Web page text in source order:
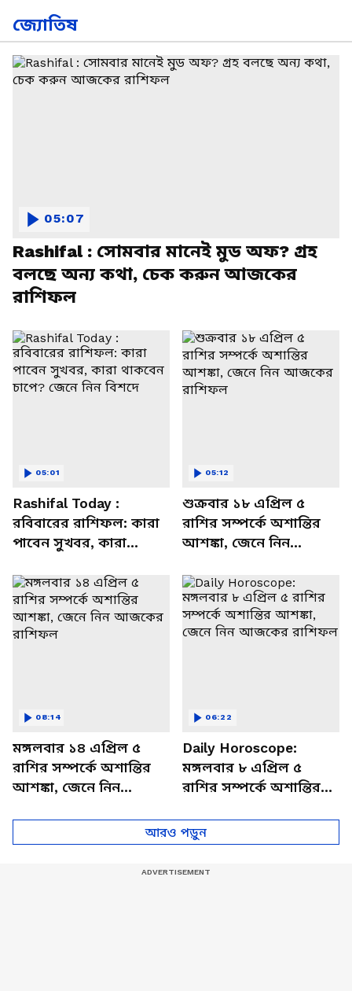
জ্যোতিষ
Rashifal : সোমবার মানেই মুড অফ? গ্রহ
বলছে অন্য কথা, চেক করুন আজকের
রাশিফল
05:07
Rashifal Today :
রবিবারের রাশিফল: কারা
পাবেন সুখবর, কারা
বিশদে
05:01
শুক্রবার ১৮ এপ্রিল ৫
রাশির সম্পর্কে অশান্তির
আশঙ্কা, জেনে নিন
05:12
মঙ্গলবার ১৪ এপ্রিল ৫
রাশির সম্পর্কে অশান্তির
আশঙ্কা, জেনে নিন
08:14
Daily Horoscope:
মঙ্গলবার ৮ এপ্রিল ৫
রাশির সম্পর্কে অশান্তির
আজকের রাশিফল
06:22
আরও পড়ুন